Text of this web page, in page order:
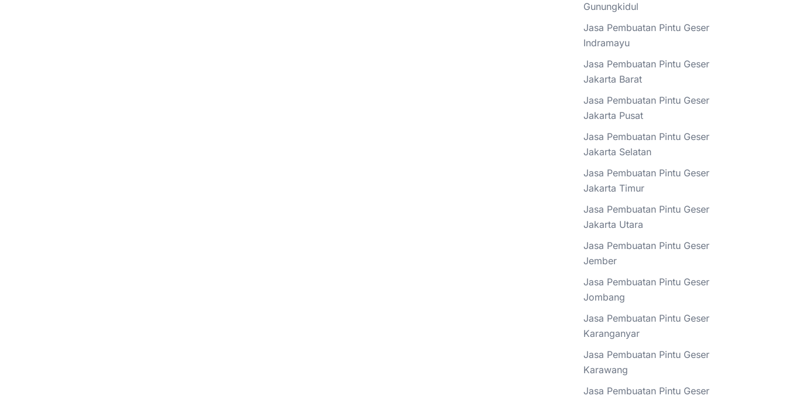
Gunungkidul
Jasa Pembuatan Pintu Geser
Indramayu
Jasa Pembuatan Pintu Geser
Jakarta Barat
Jasa Pembuatan Pintu Geser
Jakarta Pusat
Jasa Pembuatan Pintu Geser
Jakarta Selatan
Jasa Pembuatan Pintu Geser
Jakarta Timur
Jasa Pembuatan Pintu Geser
Jakarta Utara
Jasa Pembuatan Pintu Geser
Jember
Jasa Pembuatan Pintu Geser
Jombang
Jasa Pembuatan Pintu Geser
Karanganyar
Jasa Pembuatan Pintu Geser
Karawang
Jasa Pembuatan Pintu Geser